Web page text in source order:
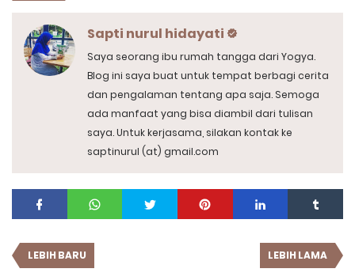
Sapti nurul hidayati
Saya seorang ibu rumah tangga dari Yogya.
Blog ini saya buat untuk tempat berbagi cerita
dan pengalaman tentang apa saja. Semoga
ada manfaat yang bisa diambil dari tulisan
saya. Untuk kerjasama, silakan kontak ke
saptinurul (at) gmail.com
LEBIH BARU LEBIH LAMA